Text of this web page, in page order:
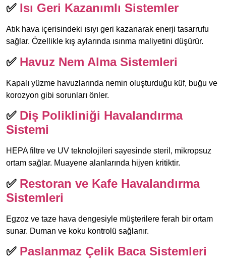
✅ Isı Geri Kazanımlı Sistemler
Atık hava içerisindeki ısıyı geri kazanarak enerji tasarrufu
sağlar. Özellikle kış aylarında ısınma maliyetini düşürür.
✅ Havuz Nem Alma Sistemleri
Kapalı yüzme havuzlarında nemin oluşturduğu küf, buğu ve
korozyon gibi sorunları önler.
✅ Diş Polikliniği Havalandırma
Sistemi
HEPA filtre ve UV teknolojileri sayesinde steril, mikropsuz
ortam sağlar. Muayene alanlarında hijyen kritiktir.
✅ Restoran ve Kafe Havalandırma
Sistemleri
Egzoz ve taze hava dengesiyle müşterilere ferah bir ortam
sunar. Duman ve koku kontrolü sağlanır.
✅ Paslanmaz Çelik Baca Sistemleri